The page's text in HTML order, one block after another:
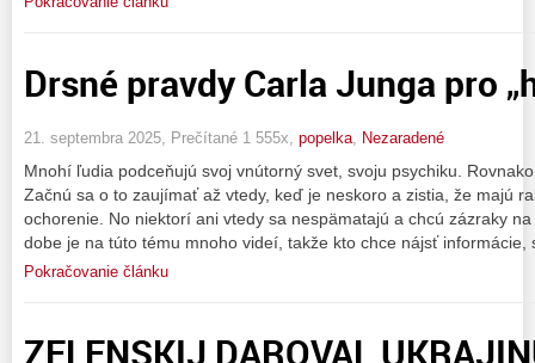
Drsné pravdy Carla Junga pro
21. septembra 2025, Prečítané 1 555x, popelka Nezaradené
Mnohí ľudia podceňujú svoj vnútorný svet, svoju psychiku.
Začnú sa o to zaujímať až vtedy, keď je neskoro a zistia, že majú
ochorenie. No niektorí ani vtedy sa nespämatajú a chcú zázraky
dobe je na túto tému mnoho videí, takže kto chce nájsť
Pokračovanie článku
ZELENSKIJ DAROVAL